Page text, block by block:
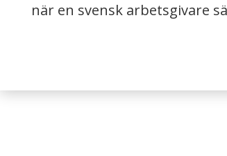
när en svensk arbetsgivare